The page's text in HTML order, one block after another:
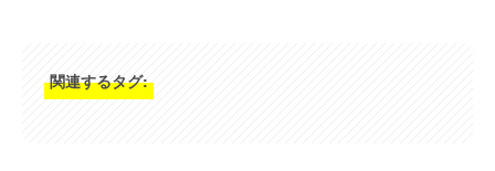
関連するタグ: